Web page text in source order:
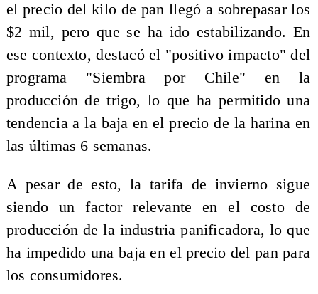
el precio del kilo de pan llegó a sobrepasar los
$2 mil, pero que se ha ido estabilizando. En
ese contexto, destacó el "positivo impacto" del
programa "Siembra por Chile" en la
producción de trigo, lo que ha permitido una
tendencia a la baja en el precio de la harina en
las últimas 6 semanas.
A pesar de esto, la tarifa de invierno sigue
siendo un factor relevante en el costo de
producción de la industria panificadora, lo que
ha impedido una baja en el precio del pan para
los consumidores.